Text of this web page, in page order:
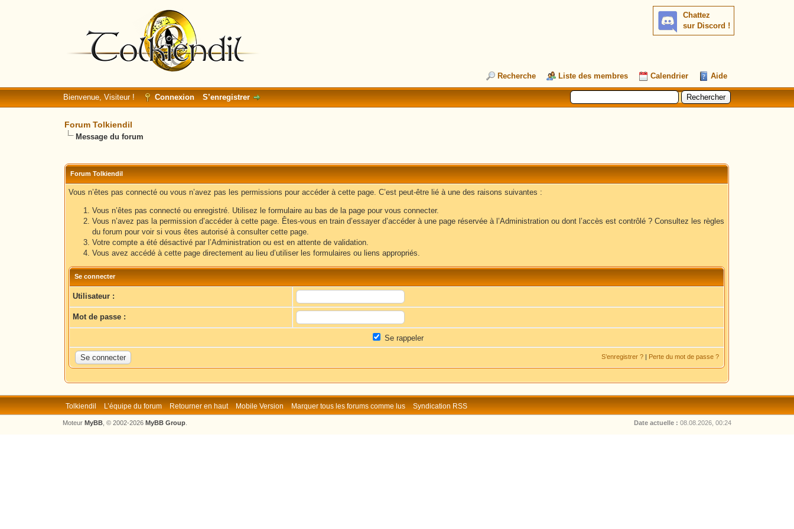
Chattez
sur Discord !
Recherche Liste des membres Calendrier Aide
Bienvenue, Visiteur ! Connexion S’enregistrer
Forum Tolkiendil
Message du forum
Forum Tolkiendil
Vous n’êtes pas connecté ou vous n’avez pas les permissions pour accéder à cette page. C’est peut-être lié à une des raisons suivantes :
Vous n’êtes pas connecté ou enregistré. Utilisez le formulaire au bas de la page pour vous connecter.
Vous n’avez pas la permission d’accéder à cette page. Êtes-vous en train d’essayer d’accéder à une page réservée à l’Administration ou dont l’accès est contrôlé ? Consultez les règles
du forum pour voir si vous êtes autorisé à consulter cette page.
Votre compte a été désactivé par l’Administration ou est en attente de validation.
Vous avez accédé à cette page directement au lieu d’utiliser les formulaires ou liens appropriés.
Se connecter
Utilisateur :
Mot de passe :
Se rappeler
S’enregistrer ? | Perte du mot de passe ?
Tolkiendil L’équipe du forum Retourner en haut Mobile Version Marquer tous les forums comme lus Syndication RSS
Date actuelle : 08.08.2026, 00:24
Moteur MyBB, © 2002-2026 MyBB Group.